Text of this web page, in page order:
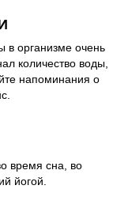
в организме очень
количество воды,
напоминания о
время сна, во
йогой.